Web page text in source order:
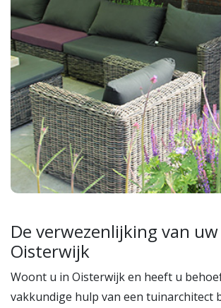
De verwezenlijking van
Oisterwijk
Woont u in Oisterwijk en heeft u
vakkundige hulp van een tuinarchitect